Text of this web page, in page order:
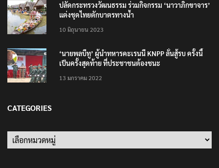
ปลัดกระทรวงวัฒนธรรม ร่วมกิจกรรม ‘นาวาภิกขาจาร’
แต่งชุดไทยตักบาตรทางน้ำ
10 มิถุนายน 2023
‘นายพลบีทู’ ผู้นำทหารคะเรนนี KNPP ลั่นสู้รบ ครั้งนี้
เป็นครั้งสุดท้าย ที่ประชาชนต้องชนะ
13 มกราคม 2022
CATEGORIES
Categories